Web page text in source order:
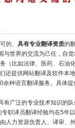
的、 具有专业翻译资质的
与世界的交流为己任，自
（比如法律、医药、石油
还提供网站翻译及软件本地
种语言翻译服务。具体
广泛的专业技术知识的
职译员翻译经验均在5年
人力资源负责人、译审、